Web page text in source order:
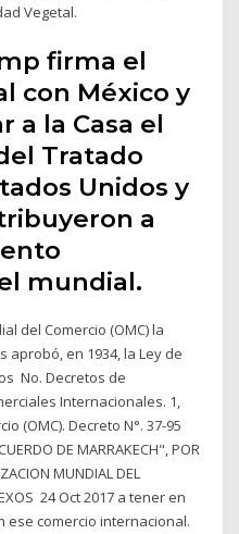
Vegetal.
firma el
con México y
a la Casa el
Tratado
Unidos y
a
mundial.
del Comercio (OMC) la
aprobó, en 1934, la Ley de
No. Decretos de
Internacionales. 1,
(OMC). Decreto N°. 37-95
DE MARRAKECH", POR
MUNDIAL DEL
24 Oct 2017 a tener en
ese comercio internacional.